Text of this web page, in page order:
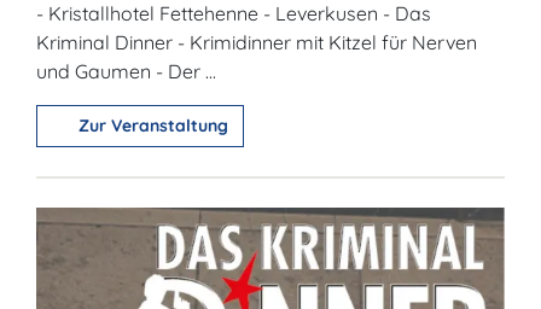
- Kristallhotel Fettehenne - Leverkusen - Das
Kriminal Dinner - Krimidinner mit Kitzel für Nerven
und Gaumen - Der ...
Zur Veranstaltung